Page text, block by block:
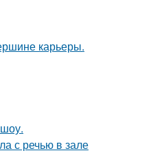
карьеры.
с речью в зале